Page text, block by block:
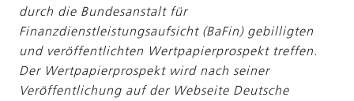
durch die Bundesanstalt für
Finanzdienstleistungsauf­sicht (BaFin) gebilligten
und veröffentlichten Wertpapierprospekt treffen.
Der Wert­papierprospekt wird nach seiner
Veröffentlichung auf der Webseite Deutsche